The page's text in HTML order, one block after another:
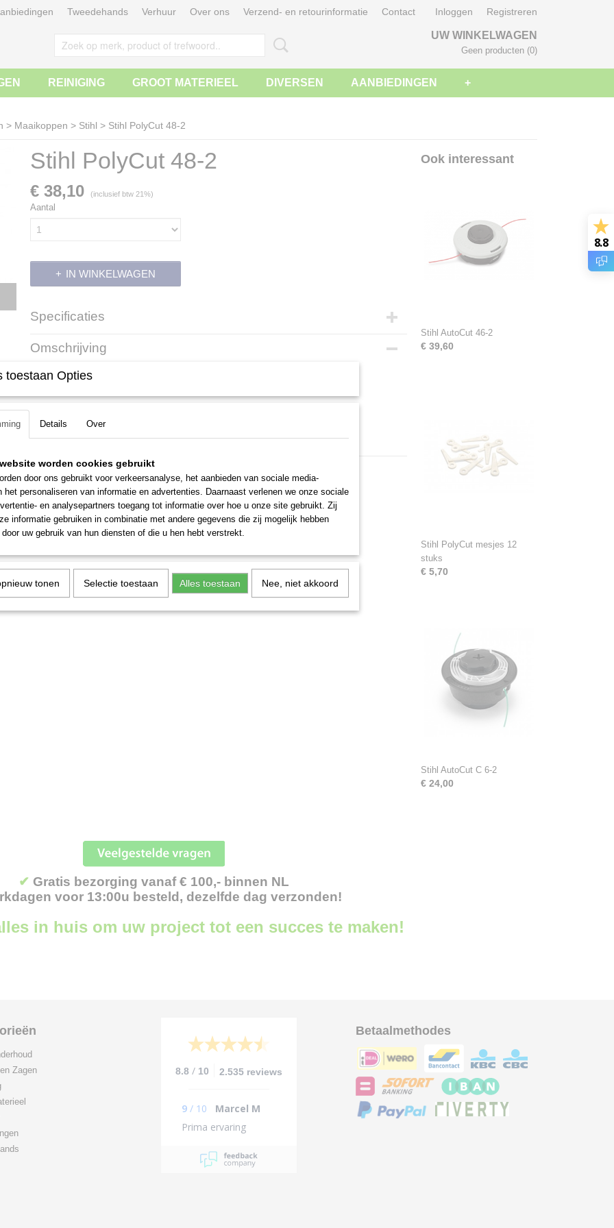
Tweedehands Verhuur Over ons Verzend- en retourinformatie Contact Inloggen Registreren
UW WINKELWAGEN
Geen producten (0)
REINIGING GROOT MATERIEEL DIVERSEN AANBIEDINGEN +
> Maaikoppen > Stihl > Stihl PolyCut 48-2
Stihl PolyCut 48-2
€ 38,10 (inclusief btw 21%)
Aantal
IN WINKELWAGEN
Specificaties
Productcode
Productcode leverancier
Omschrijving
Stihl PolyCut 48-2
2 scharnierende kunststof mesjes
Gemakkelijk mesjes te vervangen
Ook interessant
Stihl AutoCut 46-2
€ 39,60
Stihl PolyCut mesjes 12
stuks
€ 5,70
Stihl AutoCut C 6-2
€ 24,00
✔ Gratis bezorging vanaf € 100,- binnen NL
voor 13:00u besteld, dezelfde dag verzonden!
in huis om uw project tot een succes te maken!
Zagen
8.8 / 10 2.535 reviews
9 / 10
Marcel M
Prima ervaring
8.8
Betaalmethodes
toestaan Opties
Details Over
worden cookies gebruikt
door ons gebruikt voor verkeersanalyse, het aanbieden van sociale media-
het personaliseren van informatie en advertenties. Daarnaast verlenen we onze sociale
en analysepartners toegang tot informatie over hoe u onze site gebruikt. Zij
informatie gebruiken in combinatie met andere gegevens die zij mogelijk hebben
uw gebruik van hun diensten of die u hen hebt verstrekt.
tonen Selectie toestaan Alles toestaan Nee, niet akkoord